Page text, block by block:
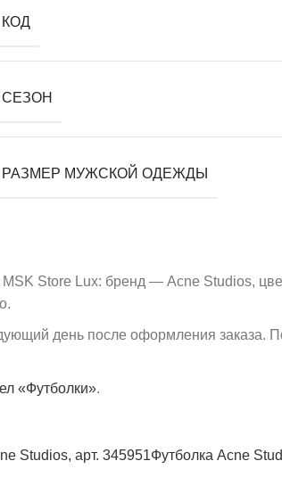
КОД
СЕЗОН
РАЗМЕР МУЖСКОЙ ОДЕЖДЫ
Store Lux: бренд — Acne Studios,
день после оформления заказа.
«Футболки».
Studios, арт. 345951Футболка Acne